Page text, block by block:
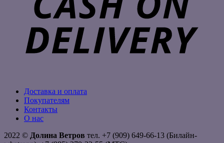
Доставка и оплата
Покупателям
Контакты
О нас
2022 © Долина Ветров тел. +7 (909) 649-66-13 (Билайн-